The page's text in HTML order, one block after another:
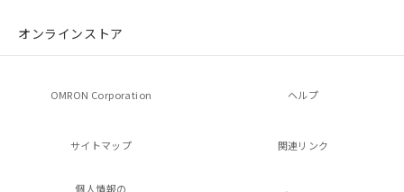
オンラインストア
OMRON Corporation ヘルプ
サイトマップ 関連リンク
個人情報の